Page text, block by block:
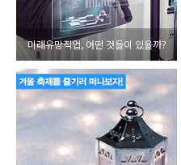
미래유망직업, 어떤 것들이 있을까?